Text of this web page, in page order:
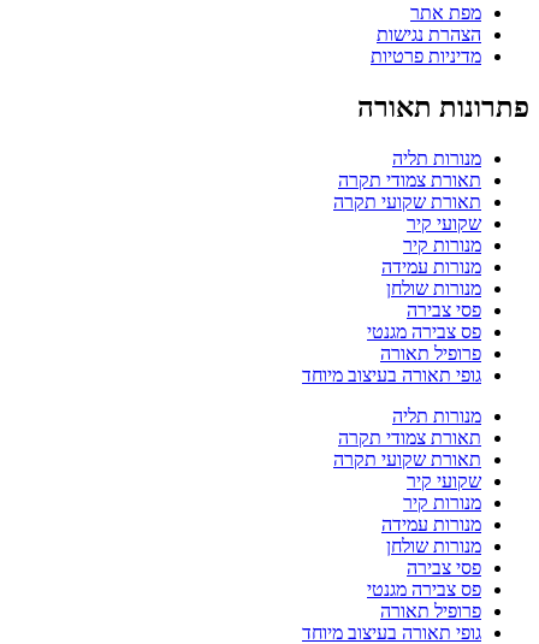
מפת אתר
הצהרת נגישות
מדיניות פרטיות
פתרונות תאורה
מנורות תליה
תאורת צמודי תקרה
תאורת שקועי תקרה
שקועי קיר
מנורות קיר
מנורות עמידה
מנורות שולחן
פסי צבירה
פס צבירה מגנטי
פרופיל תאורה
גופי תאורה בעיצוב מיוחד
מנורות תליה
תאורת צמודי תקרה
תאורת שקועי תקרה
שקועי קיר
מנורות קיר
מנורות עמידה
מנורות שולחן
פסי צבירה
פס צבירה מגנטי
פרופיל תאורה
גופי תאורה בעיצוב מיוחד